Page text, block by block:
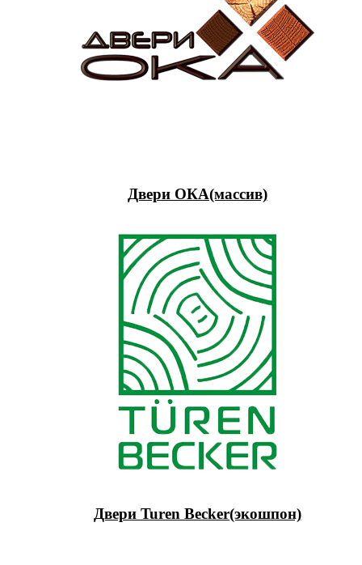
Двери ОКА(массив)
Двери Turen Becker(экошпон)